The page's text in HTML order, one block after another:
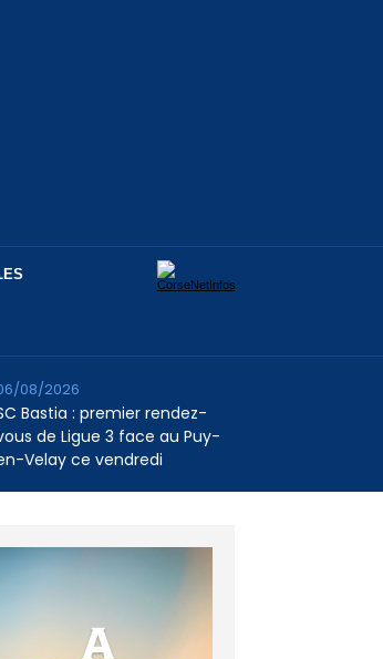
Bastia : premier rendez-
de Ligue 3 face au Puy-
Velay ce vendredi
08/2026